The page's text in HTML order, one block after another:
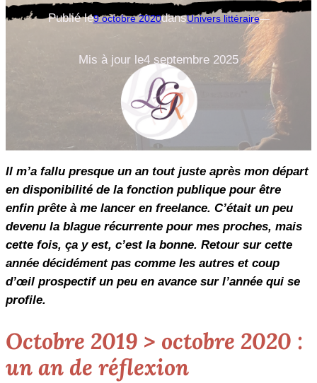
Publié le9 octobre 2020dansUnivers littéraire—
Mis à jour le4 septembre 2025
Il m’a fallu presque un an tout juste après mon départ
en disponibilité de la fonction publique pour être
enfin prête à me lancer en freelance. C’était un peu
devenu la blague récurrente pour mes proches, mais
cette fois, ça y est, c’est la bonne. Retour sur cette
année décidément pas comme les autres et coup
d’œil prospectif un peu en avance sur l’année qui se
profile.
Octobre 2019 > octobre 2020 :
un an de réflexion